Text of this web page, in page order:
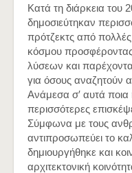
Κατά τη διάρκεια του
δημοσιεύτηκαν
πρότζεκτς από πολλές
κόσμου
λύσεων και
για όσους αναζητούν
Ανάμεσα σ′ αυτά ποια
περισσότερες
Σύμφωνα με τους
αντιπροσωπεύει το
δημιουργήθηκε και
αρχιτεκτονική